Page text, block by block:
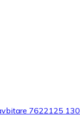
7622125